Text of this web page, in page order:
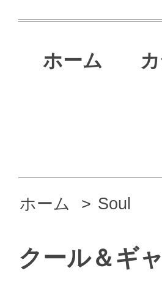
ホーム
ホーム > Soul
クール＆ギ